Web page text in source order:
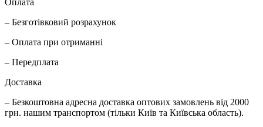
Оплата
– Безготівковий розрахунок
– Оплата при отриманні
– Передплата
Доставка
– Безкоштовна адресна доставка оптових замовлень від 2000
грн. нашим транспортом (тільки Київ та Київська область).